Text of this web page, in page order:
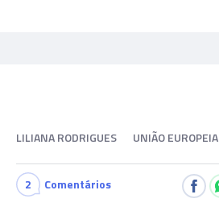
LILIANA RODRIGUES UNIÃO EUROPEIA
2 Comentários